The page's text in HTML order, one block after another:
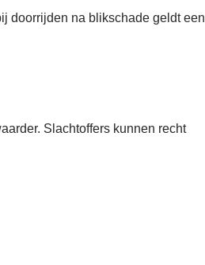
doorrijden na blikschade geldt een
Slachtoffers kunnen recht